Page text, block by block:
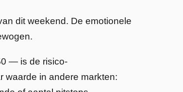
dit weekend. De emotionele
— is de risico-
waarde in andere markten: